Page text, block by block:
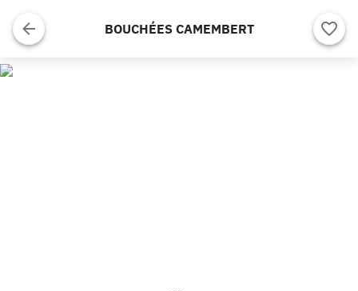
BOUCHÉES CAMEMBERT